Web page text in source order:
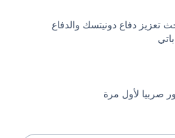
تعزيز دفاع دونيتسك والدفاع
صربيا لأول مرة